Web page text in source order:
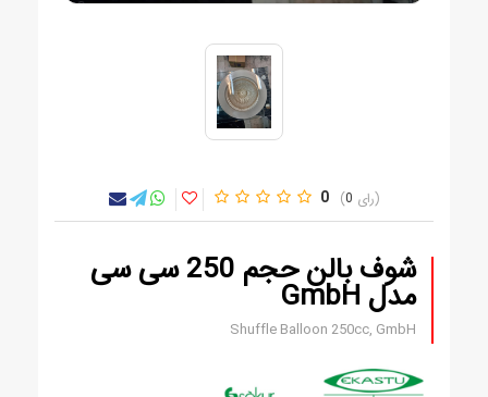
0 0
شوف بالن حجم 250 سی سی
مدل GmbH
Shuffle Balloon 250cc, GmbH